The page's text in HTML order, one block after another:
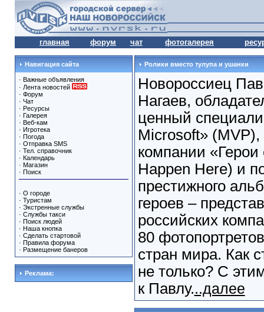
главная форум чат фотогалерея
Навигация сайта
· Важные объявления
· Лента новостей
· Форум
· Чат
· Ресурсы
· Галерея
· Веб-кам
· Игротека
· Погода
· Отправка SMS
· Тел. справочник
· Календарь
· Магазин
· Поиск
· О городе
· Туристам
· Экстренные службы
· Службы такси
· Поиск людей
· Наша кнопка
· Сделать стартовой
· Правила форума
· Размещение банеров
Реклама:
Ролики вместо тулупа и ушанки
Новороссиец
Нагаев,
ценный
Microsoft» (MVP),
компании
Happen Here) и
престижного
героев –
российских
80
стран мира. Как
не только? С
к Павлу...далее